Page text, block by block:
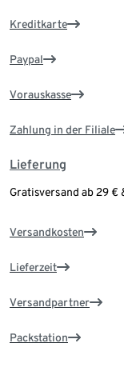
Kreditkarte
Paypal
Vorauskasse
Zahlung in der Filiale
Lieferung
Gratisversand ab 29 €
Versandkosten
Lieferzeit
Versandpartner
Packstation